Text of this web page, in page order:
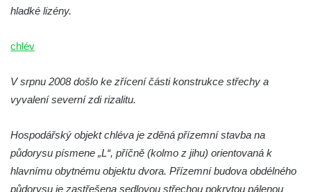
Bývalý Štichlův Mlýn u Andělské Hory
Budova Oblastního muzea v Ústí nad
Labem (bývalá Obecná a měšťanská škola)
Vodní elektrárna Spálov na řece Jizeře
hladké lizény.
chlév
V srpnu 2008 došlo ke zřícení části konstrukce střechy a
vyvalení severní zdi rizalitu.
Hospodářský objekt chléva je zděná přízemní stavba na
půdorysu písmene „L“, příčně (kolmo z jihu) orientovaná k
hlavnímu obytnému objektu dvora. Přízemní budova obdélného
půdorysu je zastřešena sedlovou střechou pokrytou pálenou